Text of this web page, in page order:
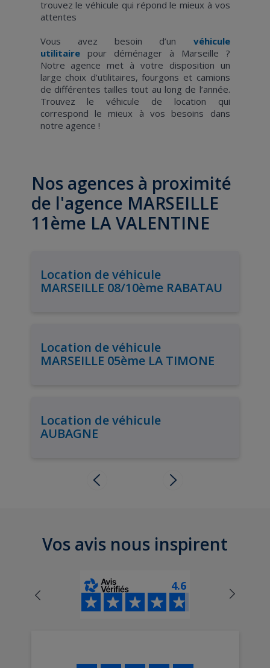
trouvez le véhicule qui répond le mieux à vos
attentes
Vous avez besoin d’un véhicule
utilitairepour déménager à Marseille ?
Notre agence met à votre disposition un
large choix d’utilitaires, fourgons et camions
de différentes tailles tout au long de l’année.
Trouvez le véhicule de location qui
correspond le mieux à vos besoins dans
notre agence !
Nos agences à proximité
de l'agence MARSEILLE
11ème LA VALENTINE
Location de véhicule
MARSEILLE 08/10ème RABATAU
Location de véhicule
MARSEILLE 05ème LA TIMONE
Location de véhicule
AUBAGNE
Vos avis nous inspirent
4.6